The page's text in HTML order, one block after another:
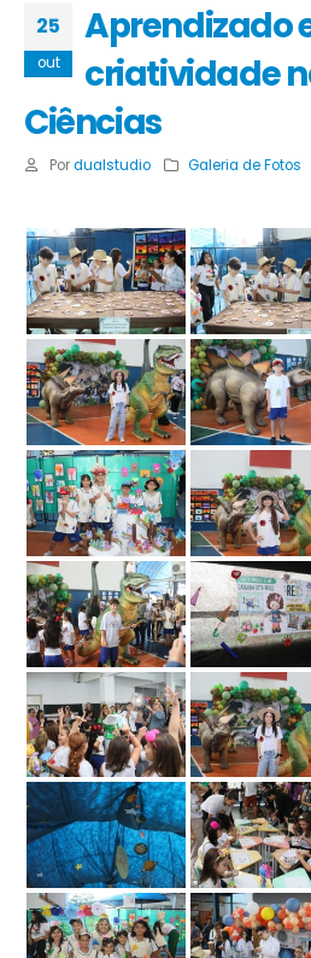
25
out
Aprendizado
criatividade
Ciências
Por dualstudio Galeria de Fotos